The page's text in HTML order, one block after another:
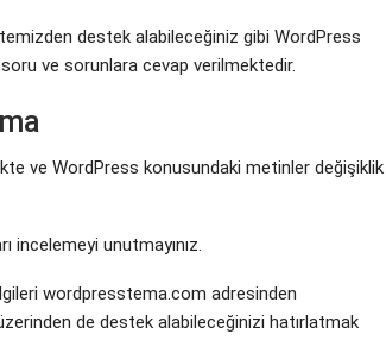
destek alabileceğiniz gibi WordPress
ve sorunlara cevap verilmektedir.
ve WordPress konusundaki metinler değişiklik
incelemeyi unutmayınız.
wordpresstema.com adresinden
de destek alabileceğinizi hatırlatmak